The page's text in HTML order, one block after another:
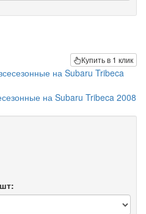
Купить в 1 клик
на Subaru Tribeca 2008